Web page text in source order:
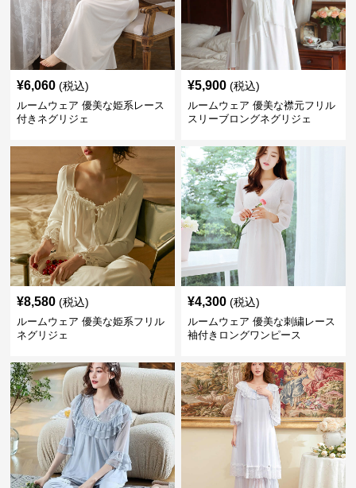
¥6,060 (税込)
ルームウェア 優美な姫系レース
付きネグリジェ
¥5,900 (税込)
ルームウェア 優美な襟元フリル
スリーブロングネグリジェ
¥8,580 (税込)
ルームウェア 優美な姫系フリル
ネグリジェ
¥4,300 (税込)
ルームウェア 優美な刺繍レース
袖付きロングワンピース